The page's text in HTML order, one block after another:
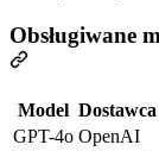
Obsługiwane
Model Dostawca
GPT-4o OpenAI